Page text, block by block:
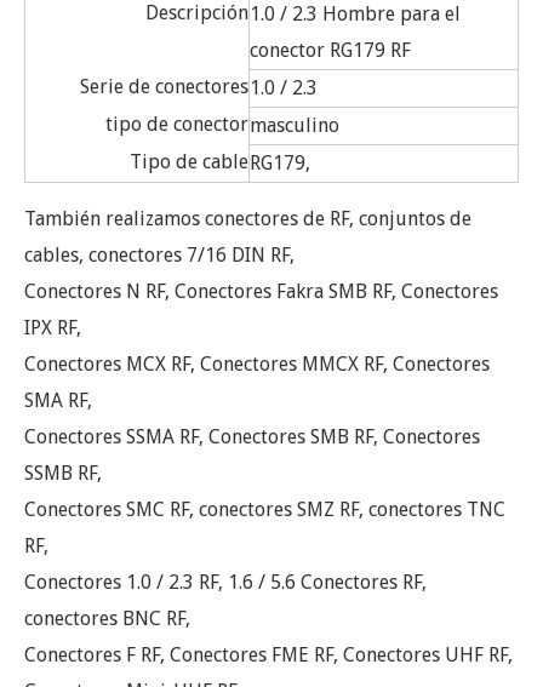
Descripción1.0 / 2.3 Hombre para el
conector RG179 RF
Serie de conectores1.0 / 2.3
tipo de conectormasculino
Tipo de cableRG179,
También realizamos conectores de RF, conjuntos de
cables, conectores 7/16 DIN RF,
Conectores N RF, Conectores Fakra SMB RF, Conectores
IPX RF,
Conectores MCX RF, Conectores MMCX RF, Conectores
SMA RF,
Conectores SSMA RF, Conectores SMB RF, Conectores
SSMB RF,
Conectores SMC RF, conectores SMZ RF, conectores TNC
RF,
Conectores 1.0 / 2.3 RF, 1.6 / 5.6 Conectores RF,
conectores BNC RF,
Conectores F RF, Conectores FME RF, Conectores UHF RF,